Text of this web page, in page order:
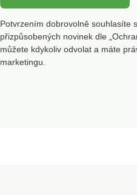
Potvrzením dobrovolně souhlasíte
přizpůsobených novinek dle
můžete kdykoliv odvolat a máte
marketingu.